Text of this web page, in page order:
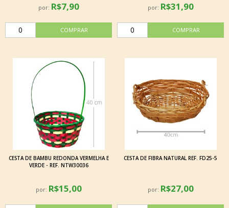
por: R$7,90 por: R$31,90
CESTA DE BAMBU REDONDA VERMELHA E
VERDE - REF. NTW30036
por: R$15,00
CESTA DE FIBRA NATURAL REF. FD25-5
por: R$27,00